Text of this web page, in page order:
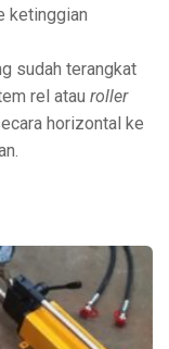
ketinggian
sudah terangkat
rel atau roller
horizontal ke